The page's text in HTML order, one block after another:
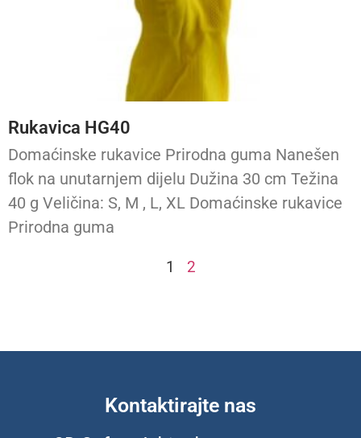
Rukavica HG40
Domaćinske rukavice Prirodna guma Nanešen
flok na unutarnjem dijelu Dužina 30 cm Težina
40 g Veličina: S, M , L, XL Domaćinske rukavice
Prirodna guma
1 2
Kontaktirajte nas